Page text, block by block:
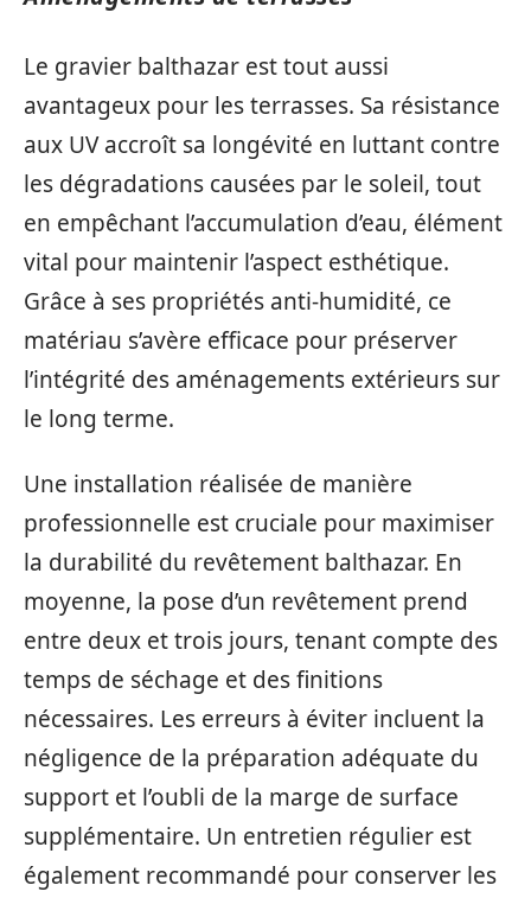
Le gravier balthazar est tout aussi
avantageux pour les terrasses. Sa résistance
aux UV accroît sa longévité en luttant contre
les dégradations causées par le soleil, tout
en empêchant l’accumulation d’eau, élément
vital pour maintenir l’aspect esthétique.
Grâce à ses propriétés anti-humidité, ce
matériau s’avère efficace pour préserver
l’intégrité des aménagements extérieurs sur
le long terme.
Une installation réalisée de manière
professionnelle est cruciale pour maximiser
la durabilité du revêtement balthazar. En
moyenne, la pose d’un revêtement prend
entre deux et trois jours, tenant compte des
temps de séchage et des finitions
nécessaires. Les erreurs à éviter incluent la
négligence de la préparation adéquate du
support et l’oubli de la marge de surface
supplémentaire. Un entretien régulier est
également recommandé pour conserver les